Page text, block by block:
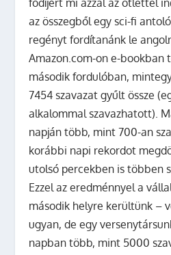
az összegből egy sci-fi
regényt fordítanánk le
Amazon.com-on e-bookban
második fordulóban,
7454 szavazat gyűlt össze
alkalommal szavazhatott).
napján több, mint 700-an
korábbi napi rekordot
utolsó percekben is többen
Ezzel az eredménnyel a
második helyre kerültünk –
ugyan, de egy
napban több, mint 5000